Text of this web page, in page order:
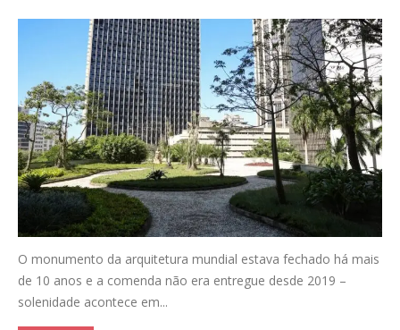
O monumento da arquitetura mundial estava fechado há mais
de 10 anos e a comenda não era entregue desde 2019 –
solenidade acontece em...